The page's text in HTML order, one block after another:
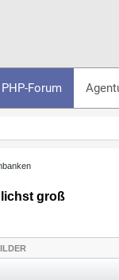
PHP-Forum
groß